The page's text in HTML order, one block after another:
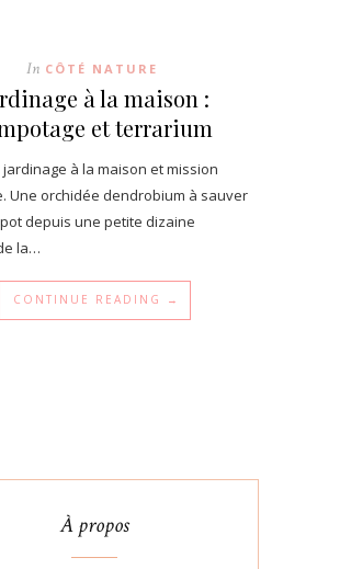
In CÔTÉ NATURE
à la maison :
et terrarium
à la maison et mission
Une orchidée dendrobium à sauver
depuis une petite dizaine
la…
CONTINUE READING →
À propos